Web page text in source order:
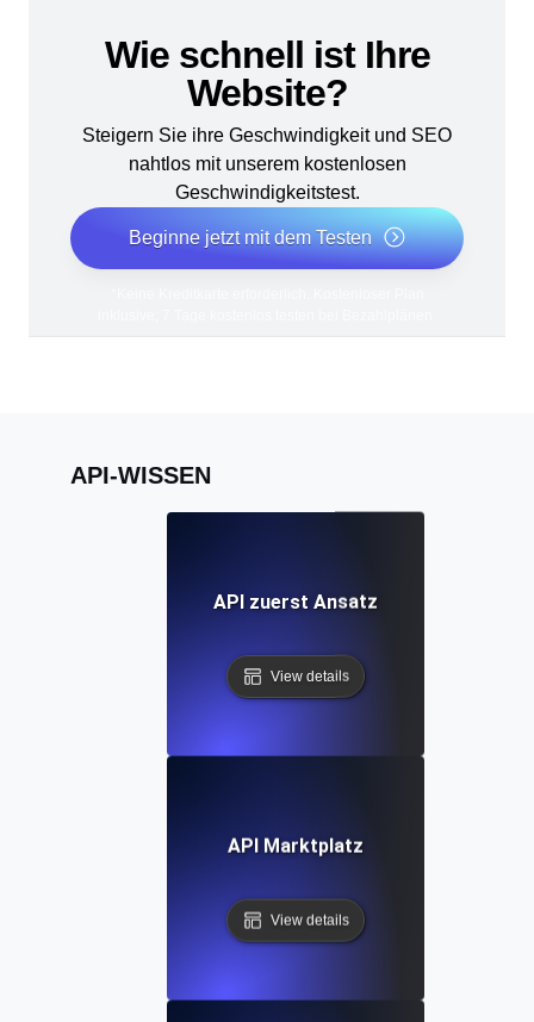
Wie schnell ist Ihre
Website?
Steigern Sie ihre Geschwindigkeit und SEO
nahtlos mit unserem kostenlosen
Geschwindigkeitstest.
Beginne jetzt mit dem Testen
API-WISSEN
API zuerst Ansatz
View details
API Marktplatz
View details